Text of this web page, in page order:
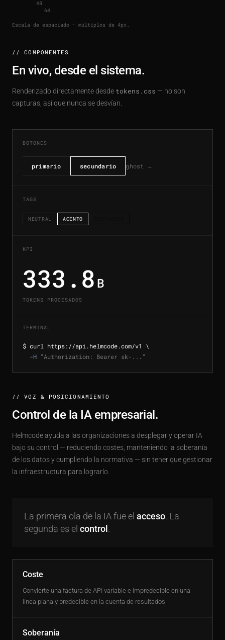
48
64
Escala de espaciado — múltiplos de 4px.
// COMPONENTES
En vivo, desde el sistema.
Renderizado directamente desde tokens.css — no son
capturas, así que nunca se desvían.
BOTONES
primario secundario ghost →
TAGS
NEUTRAL ACENTO
KPI
333.8 B
TOKENS PROCESADOS
TERMINAL
$ curl https://api.helmcode.com/v1 \
-H "Authorization: Bearer sk-..."
// VOZ & POSICIONAMIENTO
Control de la IA empresarial.
Helmcode ayuda a las organizaciones a desplegar y operar IA
bajo su control — reduciendo costes, manteniendo la soberanía
de los datos y cumpliendo la normativa — sin tener que gestionar
la infraestructura para lograrlo.
La primera ola de la IA fue el acceso. La
segunda es el control .
Coste
Convierte una factura de API variable e impredecible en una
línea plana y predecible en la cuenta de resultados.
Soberanía